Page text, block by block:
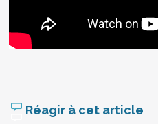
Réagir à cet article